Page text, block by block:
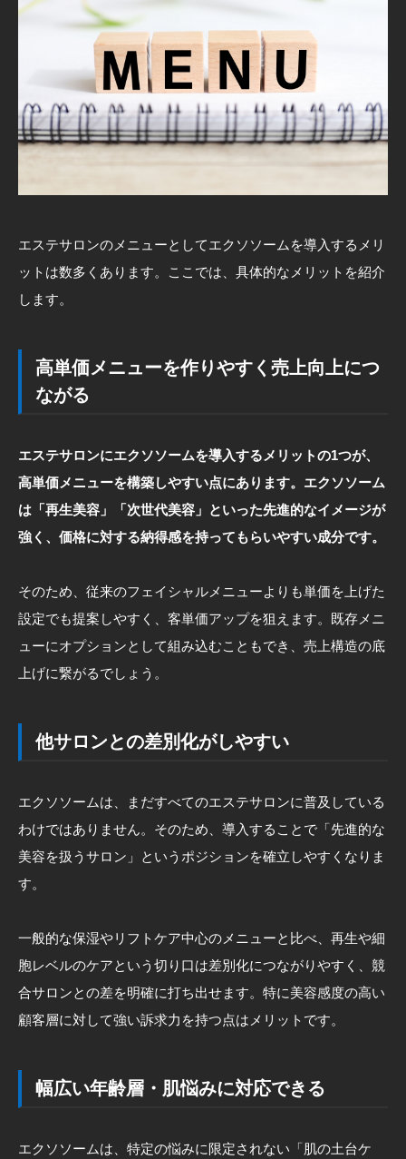
エステサロンのメニューとしてエクソソームを導入するメリ
ットは数多くあります。ここでは、具体的なメリットを紹介
します。
高単価メニューを作りやすく売上向上につ
ながる
エステサロンにエクソソームを導入するメリットの1つが、
高単価メニューを構築しやすい点にあります。エクソソーム
は「再生美容」「次世代美容」といった先進的なイメージが
強く、価格に対する納得感を持ってもらいやすい成分です。
そのため、従来のフェイシャルメニューよりも単価を上げた
設定でも提案しやすく、客単価アップを狙えます。既存メニ
ューにオプションとして組み込むこともでき、売上構造の底
上げに繋がるでしょう。
他サロンとの差別化がしやすい
エクソソームは、まだすべてのエステサロンに普及している
わけではありません。そのため、導入することで「先進的な
美容を扱うサロン」というポジションを確立しやすくなりま
す。
一般的な保湿やリフトケア中心のメニューと比べ、再生や細
胞レベルのケアという切り口は差別化につながりやすく、競
合サロンとの差を明確に打ち出せます。特に美容感度の高い
顧客層に対して強い訴求力を持つ点はメリットです。
幅広い年齢層・肌悩みに対応できる
エクソソームは、特定の悩みに限定されない「肌の土台ケ